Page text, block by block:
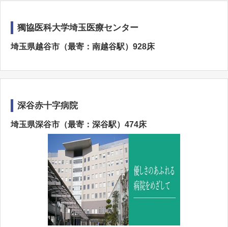
獨協医科大学埼玉医療センター
埼玉県越谷市（最寄：南越谷駅）928床
深谷赤十字病院
埼玉県深谷市（最寄：深谷駅）474床